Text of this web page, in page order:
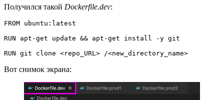
Получился такой Dockerfile.dev:
FROM ubuntu:latest
RUN apt-get update && apt-get install -y git
RUN git clone <repo_URL> /<new_directory_name>
Вот снимок экрана: